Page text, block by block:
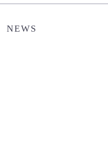
NEWS